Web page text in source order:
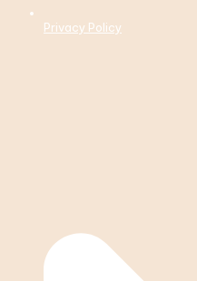
Privacy Policy